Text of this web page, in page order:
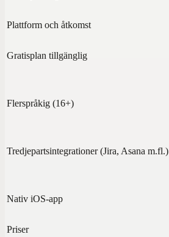
Plattform och åtkomst
Gratisplan tillgänglig
Flerspråkig (16+)
Tredjepartsintegrationer (Jira, Asana m.fl.)
Nativ iOS-app
Priser